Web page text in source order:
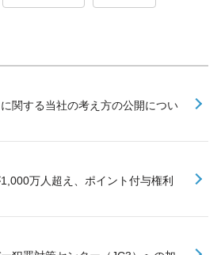
関する当社の考え方の公開につい
万人超え、ポイント付与権利